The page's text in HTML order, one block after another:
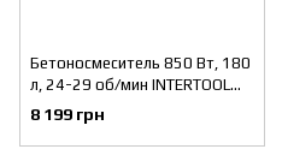
Бетоносмеситель 850 Вт, 180
л, 24-29 об/мин INTERTOOL
DT-9180
8 199 грн